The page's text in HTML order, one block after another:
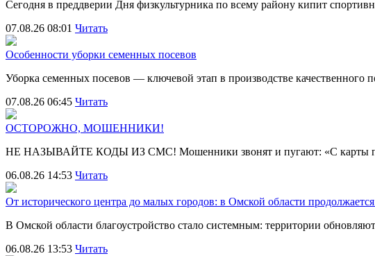
Сегодня в преддверии Дня физкультурника по всему району кипит
07.08.26 08:01 Читать
Особенности уборки семенных посевов
Уборка семенных посевов — ключевой этап в производстве качественного
07.08.26 06:45 Читать
ОСТОРОЖНО, МОШЕННИКИ!
НЕ НАЗЫВАЙТЕ КОДЫ ИЗ СМС! Мошенники звонят и пугают: «С карты
06.08.26 14:53 Читать
От исторического центра до малых городов: в Омской области
В Омской области благоустройство стало системным: территории
06.08.26 13:53 Читать